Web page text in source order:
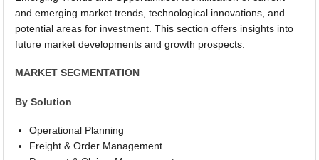
and emerging market trends, technological innovations, and
potential areas for investment. This section offers insights into
future market developments and growth prospects.
MARKET SEGMENTATION
By Solution
Operational Planning
Freight & Order Management